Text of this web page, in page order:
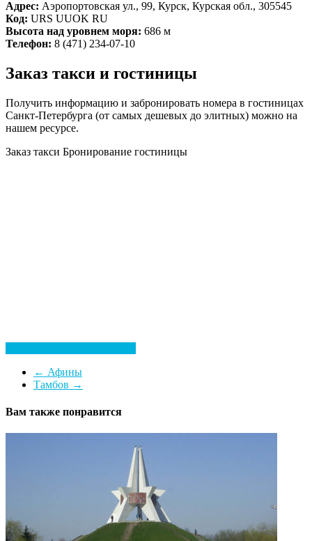
Адрес: Аэропортовская ул., 99, Курск, Курская обл., 305545
Код: URS UUOK RU
Высота над уровнем моря: 686 м
Телефон: 8 (471) 234-07-10
Заказ такси и гостиницы
Получить информацию и забронировать номера в гостиницах
Санкт-Петербурга (от самых дешевых до элитных) можно на
нашем ресурсе.
Заказ такси Бронирование гостиницы
← Афины
Тамбов →
Вам также понравится